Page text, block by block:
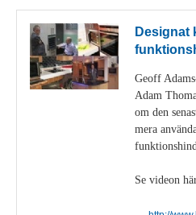
Designat
Geoff
Adam
om den
mera
Se videon